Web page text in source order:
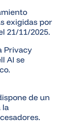
exigidas por
21/11/2025.
Privacy
AI se
de un
la